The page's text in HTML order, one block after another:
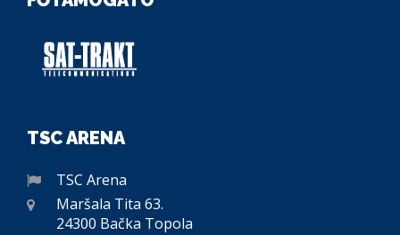
TSC ARENA
TSC Arena
Maršala Tita 63.
24300 Bačka Topola